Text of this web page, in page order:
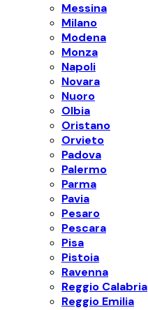
Messina
Milano
Modena
Monza
Napoli
Novara
Nuoro
Olbia
Oristano
Orvieto
Padova
Palermo
Parma
Pavia
Pesaro
Pescara
Pisa
Pistoia
Ravenna
Reggio Calabria
Reggio Emilia